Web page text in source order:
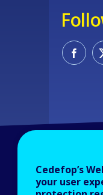
Cedefop’s
your user